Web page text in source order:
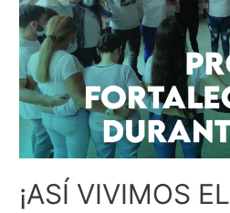
¡ASÍ VIVIMOS EL